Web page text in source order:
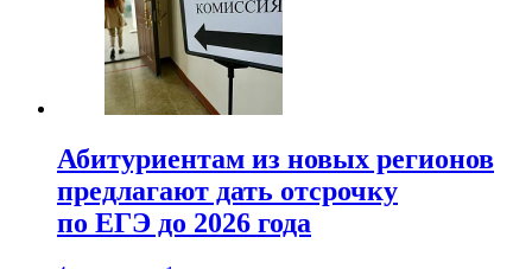
Абитуриентам из новых регионов
предлагают дать отсрочку
по ЕГЭ до 2026 года